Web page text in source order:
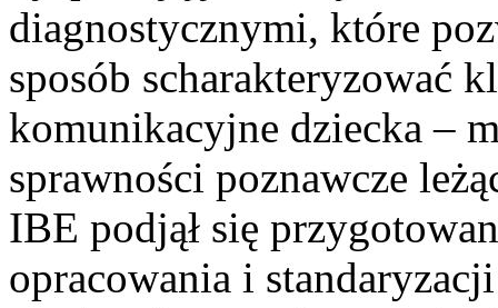
diagnostycznymi, które
sposób scharakteryzować
komunikacyjne dziecka –
sprawności poznawcze
IBE podjął się
opracowania i